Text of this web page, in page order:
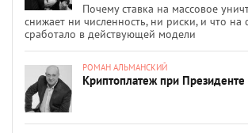
Почему ставка на массовое
снижает ни численность, ни риски, и что на
сработало в действующей модели
РОМАН АЛЬМАНСКИЙ
Криптоплатеж при Президенте